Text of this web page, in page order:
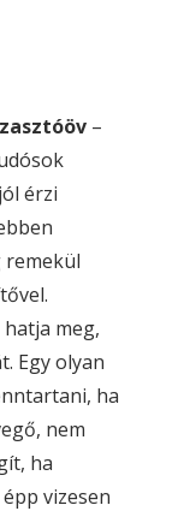
–
érzi
meg,
Egy olyan
ha
nem
ha
vizesen